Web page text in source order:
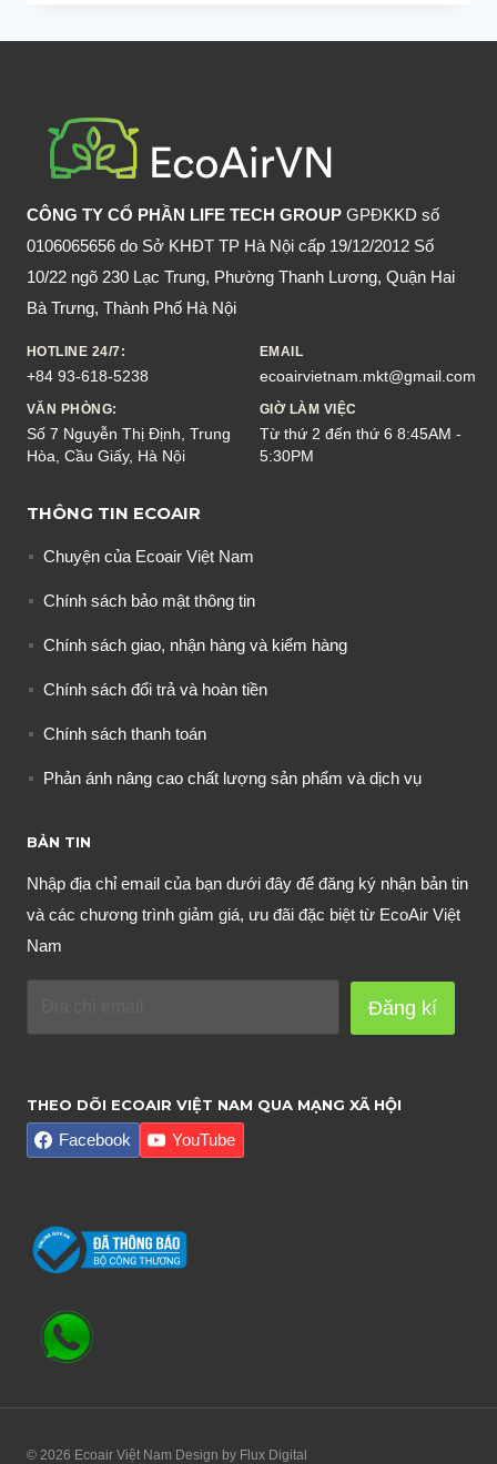
BÔI
HẾT
NGỨA?
19
CÁCH
HẾT
ĐỐT
CÔNG TY CỔ PHẦN LIFE TECH GROUP GPĐKKD số
0106065656 do Sở KHĐT TP Hà Nội cấp 19/12/2012 Số
10/22 ngõ 230 Lạc Trung, Phường Thanh Lương, Quận Hai
Bà Trưng, Thành Phố Hà Nội
HOTLINE 24/7:
+84 93-618-5238
EMAIL
ecoairvietnam.mkt@gmail.com
VĂN PHÒNG:
Số 7 Nguyễn Thị Định, Trung
Hòa, Cầu Giấy, Hà Nội
GIỜ LÀM VIỆC
Từ thứ 2 đến thứ 6 8:45AM -
5:30PM
THÔNG TIN ECOAIR
Chuyện của Ecoair Việt Nam
Chính sách bảo mật thông tin
Chính sách giao, nhận hàng và kiểm hàng
Chính sách đổi trả và hoàn tiền
Chính sách thanh toán
Phản ánh nâng cao chất lượng sản phẩm và dịch vụ
BẢN TIN
Nhập địa chỉ email của bạn dưới đây để đăng ký nhận bản tin
và các chương trình giảm giá, ưu đãi đặc biệt từ EcoAir Việt
Nam
Đăng kí
THEO DÕI ECOAIR VIỆT NAM QUA MẠNG XÃ HỘI
Facebook YouTube
© 2026 Ecoair Việt Nam Design by Flux Digital